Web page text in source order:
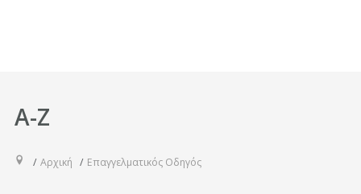
A-Z
Αρχική Επαγγελματικός Οδηγός